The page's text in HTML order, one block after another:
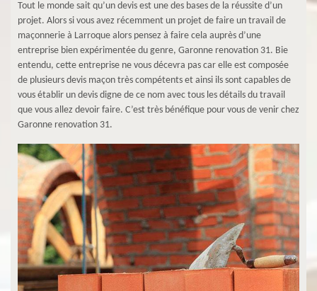
Tout le monde sait qu’un devis est une des bases de la réussite d’un
projet. Alors si vous avez récemment un projet de faire un travail de
maçonnerie à Larroque alors pensez à faire cela auprès d’une
entreprise bien expérimentée du genre, Garonne renovation 31. Bie
entendu, cette entreprise ne vous décevra pas car elle est composée
de plusieurs devis maçon très compétents et ainsi ils sont capables de
vous établir un devis digne de ce nom avec tous les détails du travail
que vous allez devoir faire. C’est très bénéfique pour vous de venir chez
Garonne renovation 31.